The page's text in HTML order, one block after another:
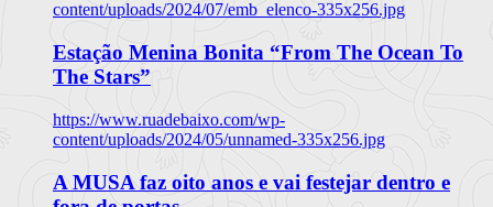
content/uploads/2024/07/emb_elenco-335x256.jpg
Estação Menina Bonita “From The Ocean To
The Stars”
https://www.ruadebaixo.com/wp-
content/uploads/2024/05/unnamed-335x256.jpg
A MUSA faz oito anos e vai festejar dentro e